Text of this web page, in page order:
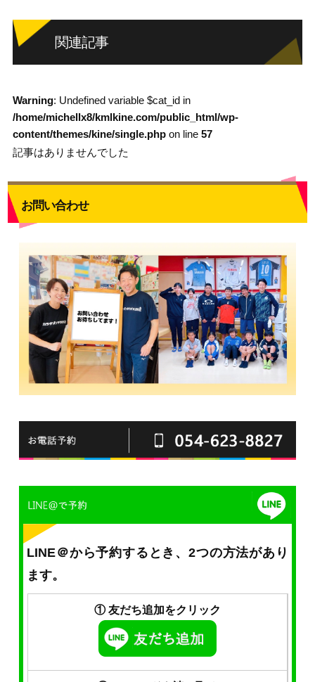
関連記事
Warning: Undefined variable $cat_id in
/home/michellx8/kmlkine.com/public_html/wp-
content/themes/kine/single.phpon line 57
記事はありませんでした
お問い合わせ
LINE＠から予約するとき、2つの方法があり
ます。
① 友だち追加をクリック